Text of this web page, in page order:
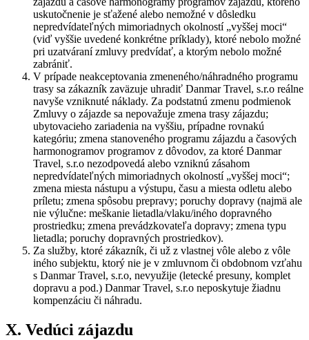
uskutočnenie je sťažené alebo nemožné v dôsledku
nepredvídateľných mimoriadnych okolností „vyššej moci“
(viď vyššie uvedené konkrétne príklady), ktoré nebolo možné
pri uzatváraní zmluvy predvídať, a ktorým nebolo možné
zabrániť.
V prípade neakceptovania zmeneného/náhradného programu
trasy sa zákazník zaväzuje uhradiť Danmar Travel, s.r.o reálne
navyše vzniknuté náklady. Za podstatnú zmenu podmienok
Zmluvy o zájazde sa nepovažuje zmena trasy zájazdu;
ubytovacieho zariadenia na vyššiu, prípadne rovnakú
kategóriu; zmena stanoveného programu zájazdu a časových
harmonogramov programov z dôvodov, za ktoré Danmar
Travel, s.r.o nezodpovedá alebo vzniknú zásahom
nepredvídateľných mimoriadnych okolností „vyššej moci“;
zmena miesta nástupu a výstupu, času a miesta odletu alebo
príletu; zmena spôsobu prepravy; poruchy dopravy (najmä ale
nie výlučne: meškanie lietadla/vlaku/iného dopravného
prostriedku; zmena prevádzkovateľa dopravy; zmena typu
lietadla; poruchy dopravných prostriedkov).
Za služby, ktoré zákazník, či už z vlastnej vôle alebo z vôle
iného subjektu, ktorý nie je v zmluvnom či obdobnom vzťahu
s Danmar Travel, s.r.o, nevyužije (letecké presuny, komplet
dopravu a pod.) Danmar Travel, s.r.o neposkytuje žiadnu
kompenzáciu či náhradu.
X. Vedúci zájazdu